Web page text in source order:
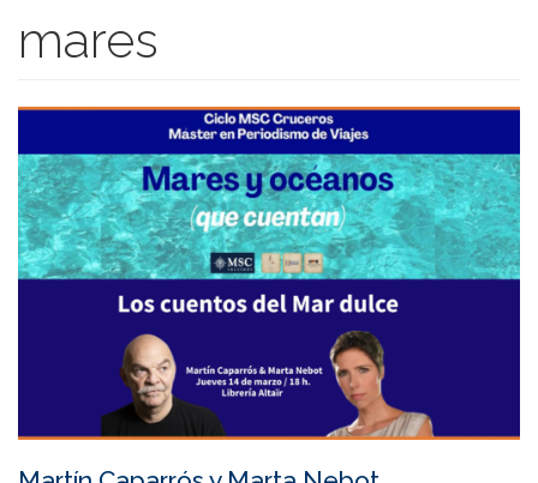
mares